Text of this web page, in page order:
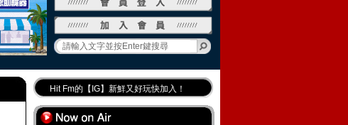
Hit Fm的【IG】新鮮又好玩快加入！
Hit Fm【FB臉書粉絲團】等你加入！